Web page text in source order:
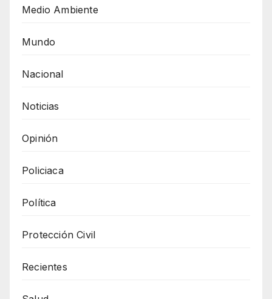
Medio Ambiente
Mundo
Nacional
Noticias
Opinión
Policiaca
Política
Protección Civil
Recientes